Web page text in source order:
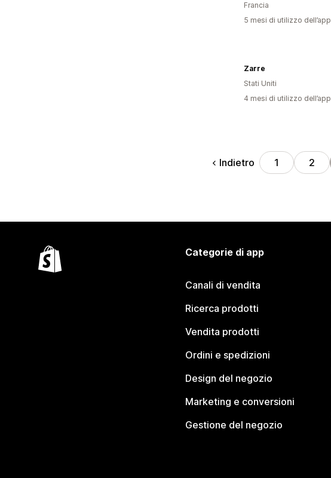
Francia
5 mesi di utilizzo dell’app
Zarre
Stati Uniti
4 mesi di utilizzo dell’app
Indietro 1 2
Categorie di app
Canali di vendita
Ricerca prodotti
Vendita prodotti
Ordini e spedizioni
Design del negozio
Marketing e conversioni
Gestione del negozio